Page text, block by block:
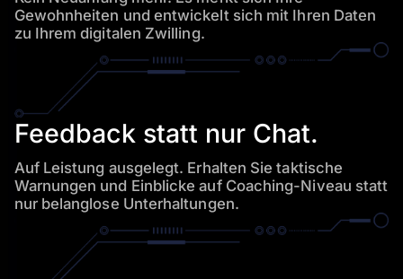
Gewohnheiten und entwickelt sich mit Ihren Daten
zu Ihrem digitalen Zwilling.
Feedback statt nur Chat.
Auf Leistung ausgelegt. Erhalten Sie taktische
Warnungen und Einblicke auf Coaching-Niveau statt
nur belanglose Unterhaltungen.